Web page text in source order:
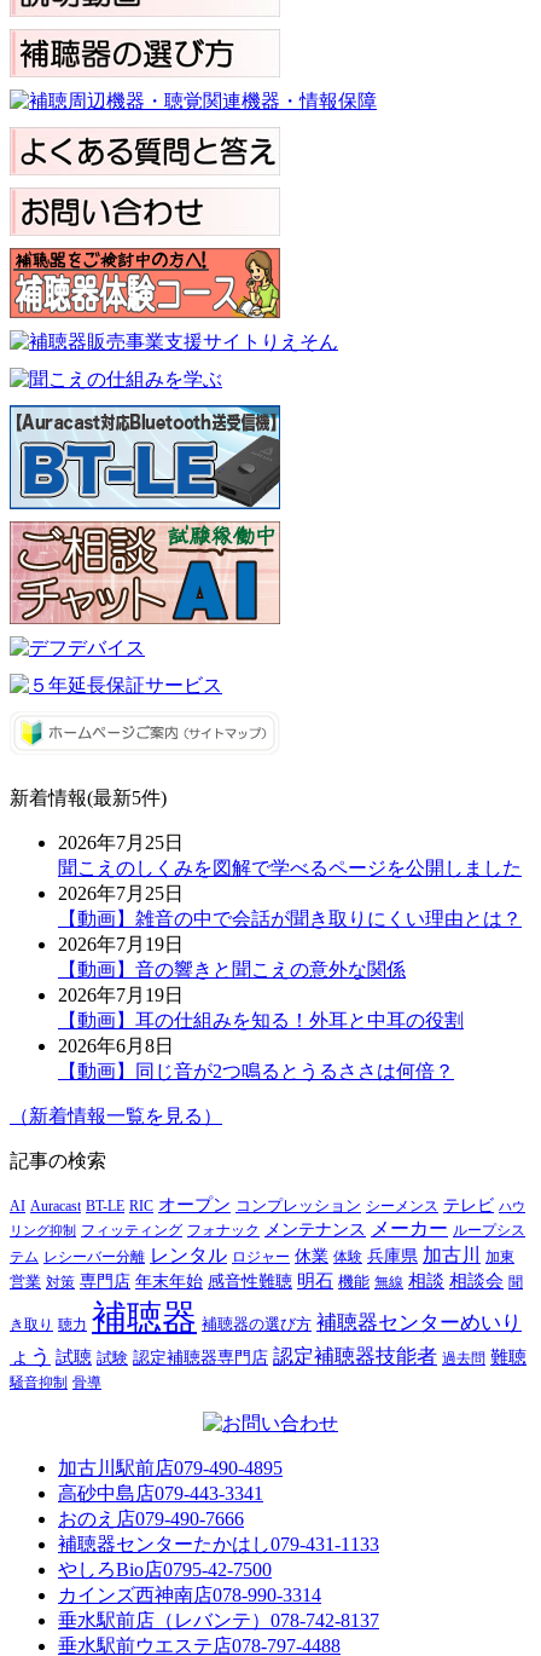
新着情報(最新5件)
2026年7月25日
聞こえのしくみを図解で学べるページを公開しました
2026年7月25日
【動画】雑音の中で会話が聞き取りにくい理由とは？
2026年7月19日
【動画】音の響きと聞こえの意外な関係
2026年7月19日
【動画】耳の仕組みを知る！外耳と中耳の役割
2026年6月8日
【動画】同じ音が2つ鳴るとうるささは何倍？
（新着情報一覧を見る）
記事の検索
AI Auracast BT-LE RIC オープン コンプレッション シーメンス テレビ ハウ
リング抑制
フィッティング フォナック メンテナンス メーカー ループシス
テム レシーバー分離 レンタル ロジャー 休業 体験 兵庫県 加古川 加東
営業 対策 専門店 年末年始 感音性難聴 明石 機能 無線 相談 相談会 聞
き取り 聴力 補聴器 補聴器の選び方 補聴器センターめいり
ょう 試聴 試験 認定補聴器専門店 認定補聴器技能者 過去問 難聴
騒音抑制 骨導
加古川駅前店079-490-4895
高砂中島店079-443-3341
おのえ店079-490-7666
補聴器センターたかはし079-431-1133
やしろBio店0795-42-7500
カインズ西神南店078-990-3314
垂水駅前店（レバンテ） 078-742-8137
垂水駅前ウエステ店078-797-4488